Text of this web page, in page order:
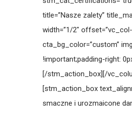
title=”Nasze zalety”
width=”1/2″
cta_bg_color=”custom”
!important;padding-right:
[/stm_action_box][/
[stm_action_box
smaczne i urozmaicone